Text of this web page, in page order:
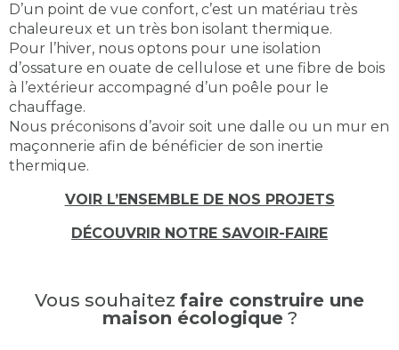
D’un point de vue confort, c’est un matériau très
chaleureux et un très bon isolant thermique.
Pour l’hiver, nous optons pour une isolation
d’ossature en ouate de cellulose et une fibre de bois
à l’extérieur accompagné d’un poêle pour le
chauffage.
Nous préconisons d’avoir soit une dalle ou un mur en
maçonnerie afin de bénéficier de son inertie
thermique.
VOIR L’ENSEMBLE DE NOS PROJETS
DÉCOUVRIR NOTRE SAVOIR-FAIRE
Vous souhaitez faire construire une
maison écologique ?